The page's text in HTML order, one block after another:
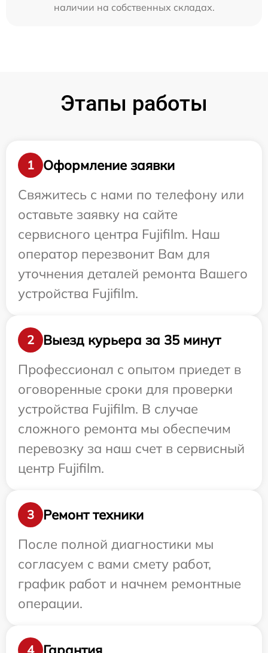
наличии на собственных складах.
Этапы работы
1
Оформление заявки
Свяжитесь с нами по телефону или
оставьте заявку на сайте
сервисного центра Fujifilm. Наш
оператор перезвонит Вам для
уточнения деталей ремонта Вашего
устройства Fujifilm.
2
Выезд курьера за 35 минут
Профессионал с опытом приедет в
оговоренные сроки для проверки
устройства Fujifilm. В случае
сложного ремонта мы обеспечим
перевозку за наш счет в сервисный
центр Fujifilm.
3
Ремонт техники
После полной диагностики мы
согласуем с вами смету работ,
график работ и начнем ремонтные
операции.
4